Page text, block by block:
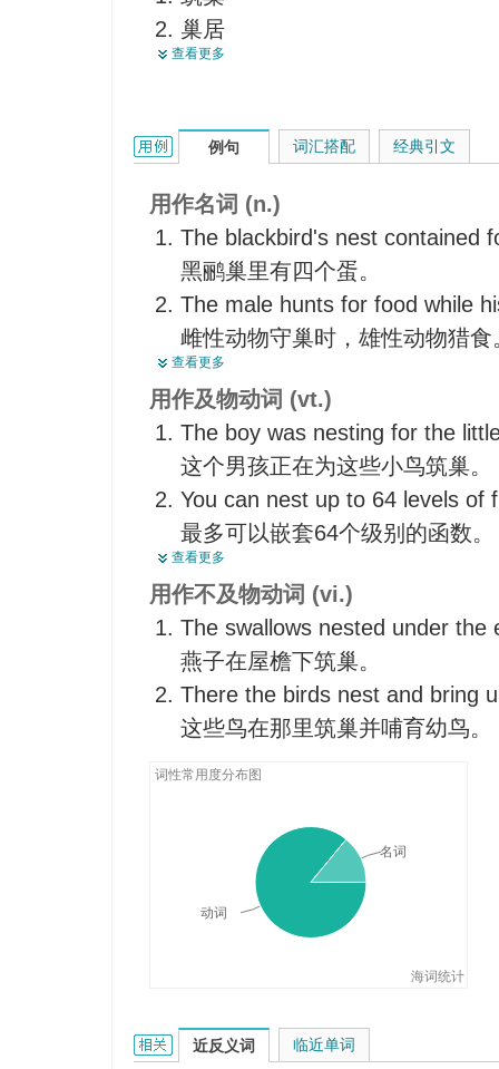
一伙
隐蔽处
掩体
一窝
安乐窝
家
窟
群
舒适之处
安息处
休息处
住处
巢居
伏窝
使入巢
为…筑巢
把（物件）按大小顺序套叠在一
找鸟巢
摸鸟蛋
把按大小顺序套叠在一起
使入窝
使伏窝
入巢
把（大小箱子）套起来
安顿
放置
使套入
为…设窝
相互套入
摸鸟巢
为…而筑巢
把…放入巢中
为 … 筑巢
嵌入
查看更多
nest的用法和样例：
例句
用作名词 (n.)
The blackbird's nest contained
黑鹂巢里有四个蛋。
The male hunts for food while
雌性动物守巢时，雄性动物猎食
The bird is building a nest of
这只鸟在用稻草和小树枝筑巢。
The swallow has made a nest
燕子在我们的屋檐下垒了一个窝
The nest held three vigorous
这窝里有三只活泼的小鸟。
查看更多
用作及物动词 (vt.)
The boy was nesting for the
这个男孩正在为这些小鸟筑巢。
You can nest up to 64 levels of
最多可以嵌套64个级别的函数。
She nested the glass tumblers
她把玻璃酒杯一个套一个放在箱
You can nest one kind of
kind.
可以在一种控制结构中嵌套另
查看更多
用作不及物动词 (vi.)
The swallows nested under the
燕子在屋檐下筑巢。
There the birds nest and bring
这些鸟在那里筑巢并哺育幼鸟。
词性常用度分布图
海词统计
动词
名词
词汇搭配 经典引文
nest的相关资料：
近反义词 临近单词